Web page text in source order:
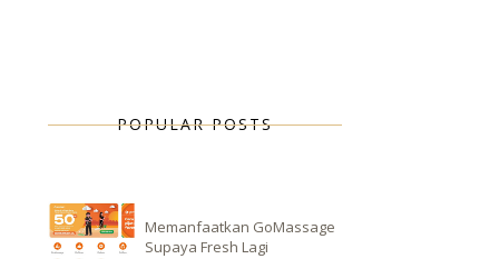
POPULAR POSTS
Memanfaatkan GoMassage
Supaya Fresh Lagi